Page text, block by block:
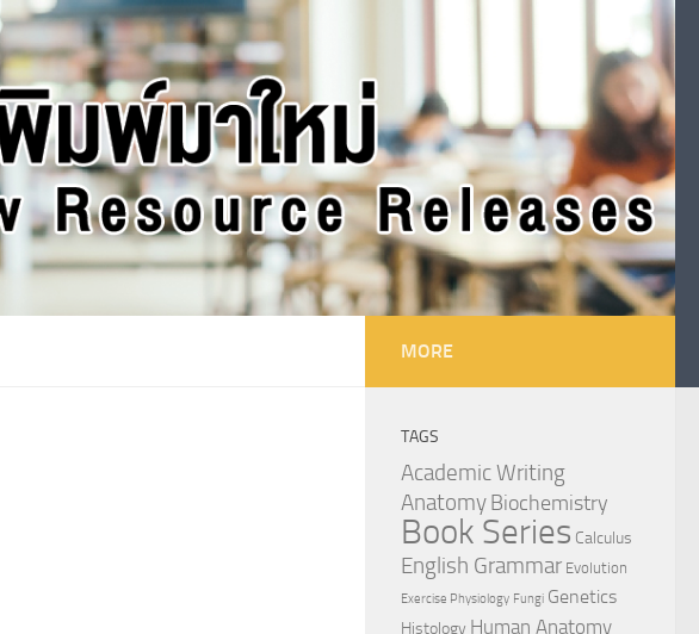
MORE
TAGS
Academic Writing
AnatomyBiochemistry
Book Series Calculus
English Grammar Evolution
Exercise Physiology Fungi Genetics
Histology Human Anatomy